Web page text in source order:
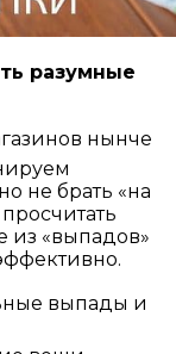
разумные
нынче
не брать «на
из «выпадов»
выпады и